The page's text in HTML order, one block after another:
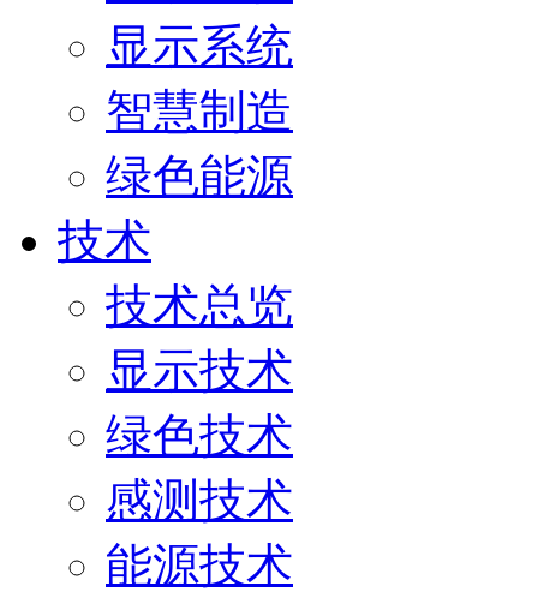
显示系统
智慧制造
绿色能源
技术
技术总览
显示技术
绿色技术
感测技术
能源技术